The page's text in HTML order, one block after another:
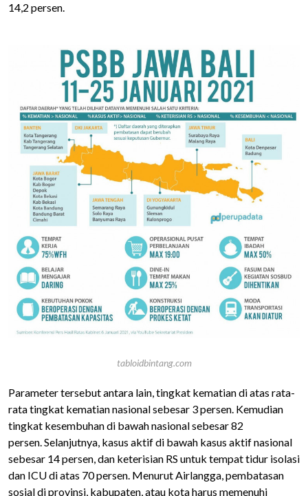
14,2 persen.
tabloidbintang.com
Parameter tersebut antara lain, tingkat kematian di atas rata-
rata tingkat kematian nasional sebesar 3 persen. Kemudian
tingkat kesembuhan di bawah nasional sebesar 82
persen. Selanjutnya, kasus aktif di bawah kasus aktif nasional
sebesar 14 persen, dan keterisian RS untuk tempat tidur isolasi
dan ICU di atas 70 persen. Menurut Airlangga, pembatasan
sosial di provinsi, kabupaten, atau kota harus memenuhi